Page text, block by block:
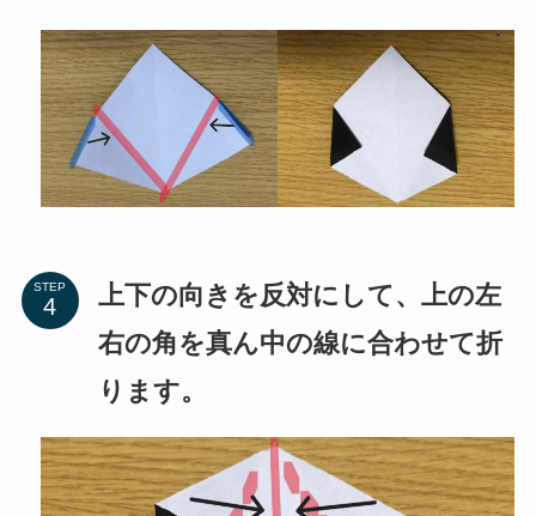
STEP
上下の向きを反対にして、上の左
右の角を真ん中の線に合わせて折
ります。